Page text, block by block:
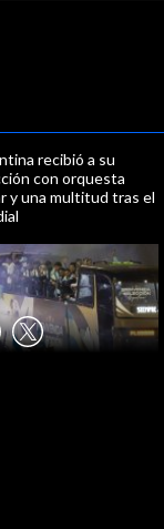
recibió a su
con orquesta
y una multitud tras el